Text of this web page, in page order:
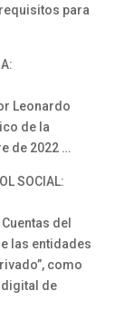
para
Leonardo
de la
de 2022 …
SOCIAL:
del
las entidades
como
de